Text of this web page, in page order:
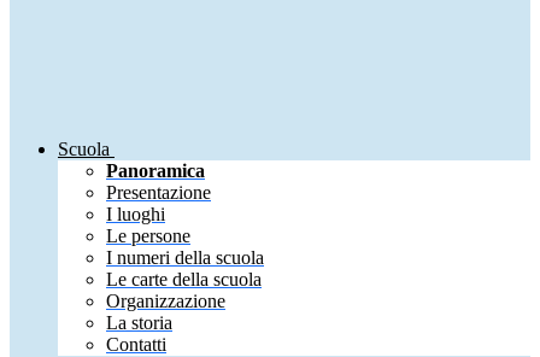
Scuola
Panoramica
Presentazione
I luoghi
Le persone
I numeri della scuola
Le carte della scuola
Organizzazione
La storia
Contatti